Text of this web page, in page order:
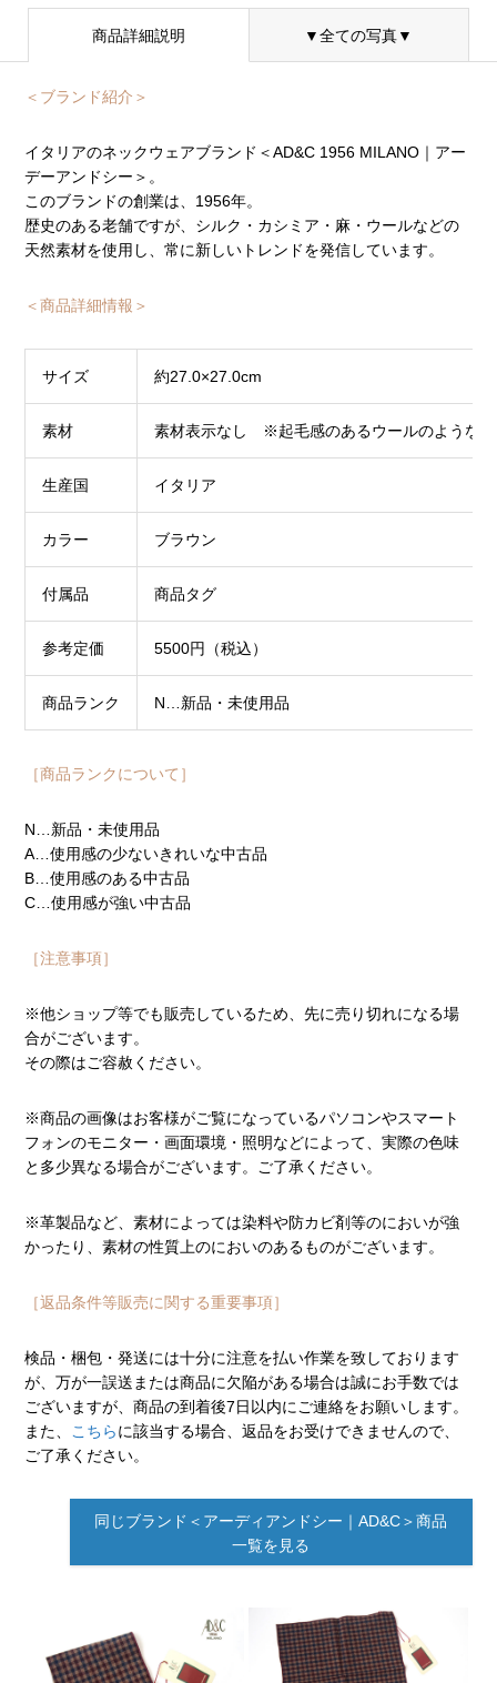
商品詳細説明 ▼全ての写真▼
＜ブランド紹介＞
イタリアのネックウェアブランド＜AD&C 1956 MILANO｜アー
デーアンドシー＞。
このブランドの創業は、1956年。
歴史のある老舗ですが、シルク・カシミア・麻・ウールなどの
天然素材を使用し、常に新しいトレンドを発信しています。
＜商品詳細情報＞
サイズ 約27.0×27.0cm
素材 素材表示なし ※起毛感のあるウールのような
生産国 イタリア
カラー ブラウン
付属品 商品タグ
参考定価 5500円（税込）
商品ランク N…新品・未使用品
［商品ランクについて］
N…新品・未使用品
A…使用感の少ないきれいな中古品
B…使用感のある中古品
C…使用感が強い中古品
［注意事項］
※他ショップ等でも販売しているため、先に売り切れになる場
合がございます。
その際はご容赦ください。
※商品の画像はお客様がご覧になっているパソコンやスマート
フォンのモニター・画面環境・照明などによって、実際の色味
と多少異なる場合がございます。ご了承ください。
※革製品など、素材によっては染料や防カビ剤等のにおいが強
かったり、素材の性質上のにおいのあるものがございます。
［返品条件等販売に関する重要事項］
検品・梱包・発送には十分に注意を払い作業を致しております
が、万が一誤送または商品に欠陥がある場合は誠にお手数では
ございますが、商品の到着後7日以内にご連絡をお願いします。
また、
こちらに該当する場合、返品をお受けできませんので、
ご了承ください。
同じブランド＜アーディアンドシー｜AD&C＞商品
一覧を見る